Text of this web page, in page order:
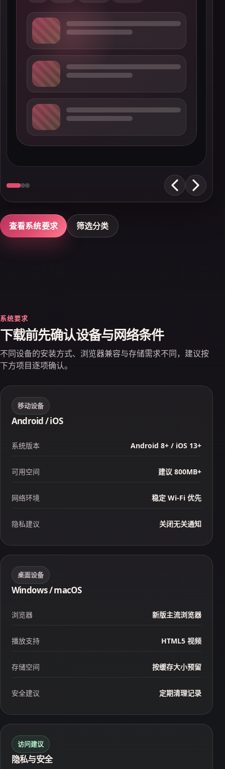
查看系统要求 筛选分类
系统要求
下载前先确认设备与网络条件
不同设备的安装方式、浏览器兼容与存储需求不同，建议按
下方项目逐项确认。
移动设备
Android / iOS
系统版本 Android 8+ / iOS 13+
可用空间 建议 800MB+
网络环境 稳定 Wi‑Fi 优先
隐私建议 关闭无关通知
桌面设备
Windows / macOS
浏览器 新版主流浏览器
播放支持 HTML5 视频
存储空间 按缓存大小预留
安全建议 定期清理记录
访问建议
隐私与安全